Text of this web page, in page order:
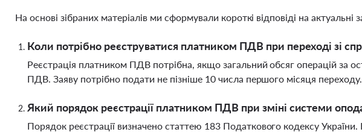
На основі зібраних матеріалів ми сформували короткі відповіді на актуальні
Коли потрібно реєструватися платником ПДВ при переході зі
Реєстрація платником ПДВ потрібна, якщо загальний обсяг операцій за
ПДВ. Заяву потрібно подати не пізніше 10 числа першого місяця переходу.
Який порядок реєстрації платником ПДВ при зміні системи
Порядок реєстрації визначено статтею 183 Податкового кодексу